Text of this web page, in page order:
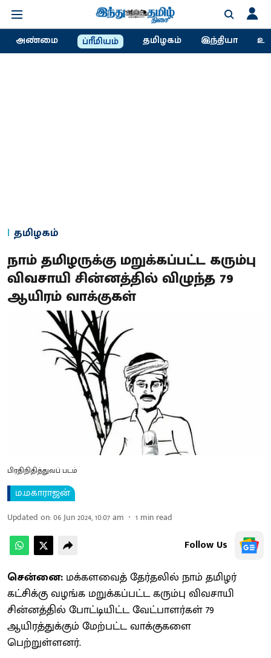
அண்மை ப்ரீமியம் தமிழகம் இந்தியா
தமிழகம்
நாம் தமிழருக்கு மறுக்கப்பட்ட கரும்பு
விவசாயி சின்னத்தில் விழுந்த 79
ஆயிரம் வாக்குகள்
பிரதிநிதித்துவப் படம்
ம.மகாராஜன்
Updated on:06 Jun 2024, 10:07 am 1 min read
Follow Us
சென்னை: மக்களவைத் தேர்தலில் நாம் தமிழர்
கட்சிக்கு வழங்க மறுக்கப்பட்ட கரும்பு விவசாயி
சின்னத்தில் போட்டியிட்ட வேட்பாளர்கள் 79
ஆயிரத்துக்கும் மேற்பட்ட வாக்குகளை
பெற்றுள்ளனர்.